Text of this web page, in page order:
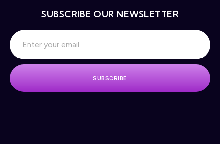
SUBSCRIBE OUR NEWSLETTER
SUBSCRIBE